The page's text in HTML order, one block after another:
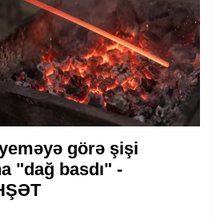
görə şişi
"dağ basdı" -